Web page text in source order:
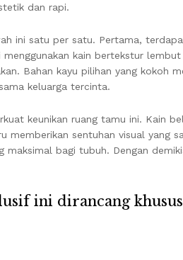
dan rapi.
ini satu per satu. Pertama,
kain bertekstur
Bahan kayu pilihan yang kokoh
keluarga tercinta.
keunikan ruang tamu ini. Kain
sentuhan visual yang
maksimal bagi tubuh. Dengan
ini dirancang